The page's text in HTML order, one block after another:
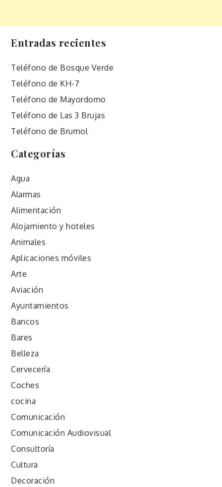
Entradas recientes
Teléfono de Bosque Verde
Teléfono de KH-7
Teléfono de Mayordomo
Teléfono de Las 3 Brujas
Teléfono de Brumol
Categorías
Agua
Alarmas
Alimentación
Alojamiento y hoteles
Animales
Aplicaciones móviles
Arte
Aviación
Ayuntamientos
Bancos
Bares
Belleza
Cervecería
Coches
cocina
Comunicación
Comunicación Audiovisual
Consultoría
Cultura
Decoración